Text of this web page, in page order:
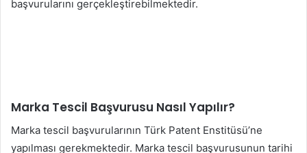
başvurularını gerçekleştirebilmektedir.
Marka Tescil Başvurusu Nasıl Yapılır?
Marka tescil başvurularının Türk Patent Enstitüsü’ne
yapılması gerekmektedir. Marka tescil başvurusunun tarihi